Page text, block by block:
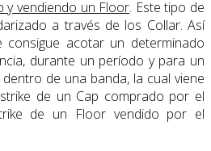
y vendiendo un Floor. Este tipo de
a través de los Collar. Así
acotar un determinado
durante un período y para un
de una banda, la cual viene
de un Cap comprado por el
de un Floor vendido por el